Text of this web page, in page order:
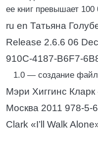
ее книг превышает 100
ru en Татьяна
Release 2.6.6 06
910C-4187-B6F7-
1.0 — создание
Мэри Хиггинс
Москва 2011 978-5-
Clark «I’ll Walk